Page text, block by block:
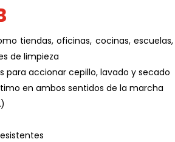
tiendas, oficinas, cocinas,
de limpieza
para accionar cepillo, lavado y secado
en ambos sentidos de la marcha